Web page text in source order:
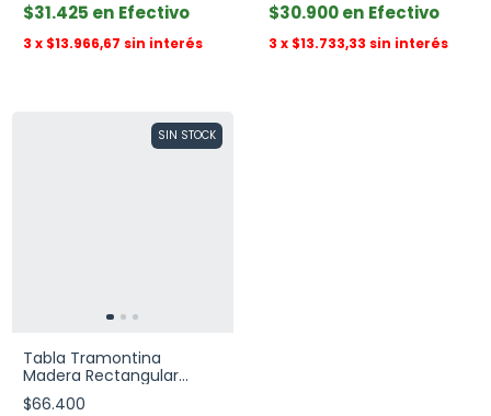
$31.425 Efectivo
3 x $13.966,67 sin interés
$30.900 Efectivo
3 x $13.733,33 sin interés
SIN STOCK
Tabla Tramontina
Madera Rectangular
50x18 Cm
$66.400